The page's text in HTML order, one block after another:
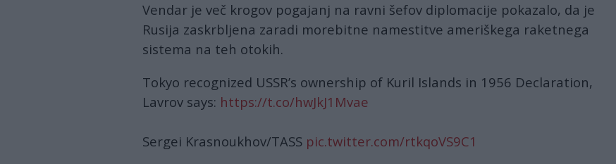
Vendar je več krogov pogajanj na ravni šefov diplomacije pokazalo, da je
Rusija zaskrbljena zaradi morebitne namestitve ameriškega raketnega
sistema na teh otokih.
Tokyo recognized USSR’s ownership of Kuril Islands in 1956 Declaration,
Lavrov says: https://t.co/hwJkJ1Mvae
Sergei Krasnoukhov/TASS pic.twitter.com/rtkqoVS9C1